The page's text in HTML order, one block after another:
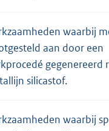
waarbij
aan door een
gegenereerd
silicastof.
waarbij